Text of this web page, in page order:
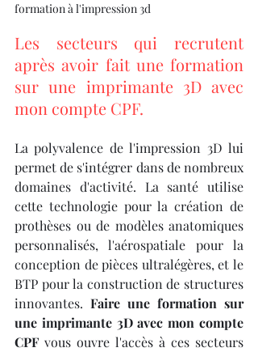
formation à l'impression 3d
Les secteurs qui recrutent
après avoir fait une formation
sur une imprimante 3D avec
mon compte CPF.
La polyvalence de l'impression 3D lui
permet de s'intégrer dans de nombreux
domaines d'activité. La santé utilise
cette technologie pour la création de
prothèses ou de modèles anatomiques
personnalisés, l'aérospatiale pour la
conception de pièces ultralégères, et le
BTP pour la construction de structures
innovantes. Faire une formation sur
une imprimante 3D avec mon compte
CPF vous ouvre l'accès à ces secteurs